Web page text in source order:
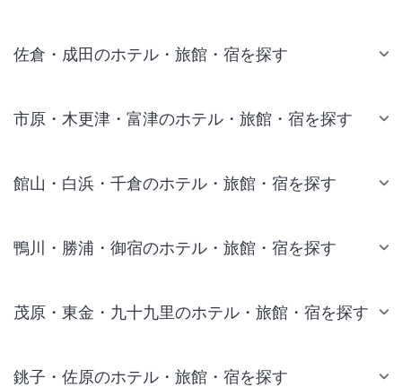
佐倉・成田のホテル・旅館・宿を探す
市原・木更津・富津のホテル・旅館・宿を探す
館山・白浜・千倉のホテル・旅館・宿を探す
鴨川・勝浦・御宿のホテル・旅館・宿を探す
茂原・東金・九十九里のホテル・旅館・宿を探す
銚子・佐原のホテル・旅館・宿を探す